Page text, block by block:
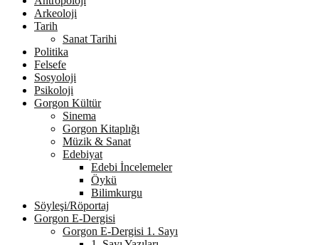
Arkeoloji
Tarih
Sanat Tarihi
Politika
Felsefe
Sosyoloji
Psikoloji
Gorgon Kültür
Sinema
Gorgon Kitaplığı
Müzik & Sanat
Edebiyat
Edebi İncelemeler
Öykü
Bilimkurgu
Söyleşi/Röportaj
Gorgon E-Dergisi
Gorgon E-Dergisi 1. Sayı